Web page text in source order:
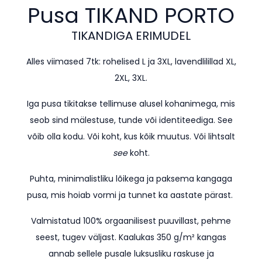
Pusa TIKAND PORTO
TIKANDIGA ERIMUDEL
Alles viimased 7tk: rohelised L ja 3XL, lavendlilillad XL,
2XL, 3XL.
Iga pusa tikitakse tellimuse alusel kohanimega, mis
seob sind mälestuse, tunde või identiteediga. See
võib olla kodu. Või koht, kus kõik muutus. Või lihtsalt
seekoht.
Puhta, minimalistliku lõikega ja paksema kangaga
pusa, mis hoiab vormi ja tunnet ka aastate pärast.
Valmistatud 100% orgaanilisest puuvillast, pehme
seest, tugev väljast. Kaalukas 350 g/m² kangas
annab sellele pusale luksusliku raskuse ja